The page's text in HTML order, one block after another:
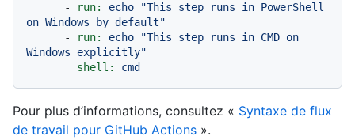
-
run: echo
"This step runs in PowerShell
on Windows by default"
-
run: echo
"This step runs in CMD on
Windows explicitly"
shell:
cmd
Pour plus d’informations, consultez « Syntaxe de flux
de travail pour GitHub Actions ».